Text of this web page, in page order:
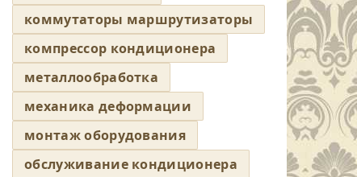
коммутаторы маршрутизаторы
компрессор кондиционера
металлообработка
механика деформации
монтаж оборудования
обслуживание кондиционера